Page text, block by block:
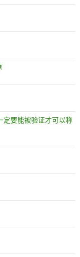
定要能被验证才可以称